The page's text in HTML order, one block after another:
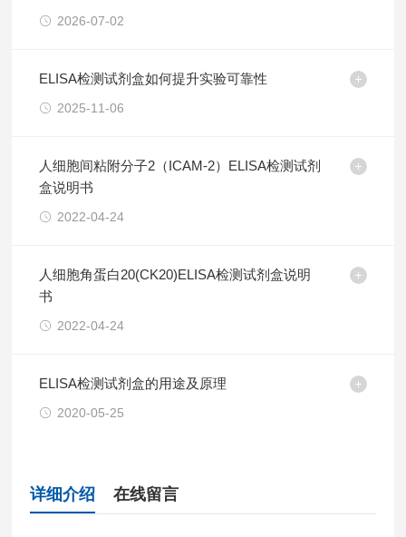
2026-07-02
ELISA检测试剂盒如何提升实验可靠性
2025-11-06
人细胞间粘附分子2（ICAM-2）ELISA检测试剂
盒说明书
2022-04-24
人细胞角蛋白20(CK20)ELISA检测试剂盒说明
书
2022-04-24
ELISA检测试剂盒的用途及原理
2020-05-25
详细介绍 在线留言